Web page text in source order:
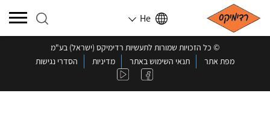
He
©️ כל הזכויות שמורות לתעשיות רדימיקס (ישראל) בע"מ
מפת אתר
תנאי השימוש באתר מדיניות הסדרי נגישות